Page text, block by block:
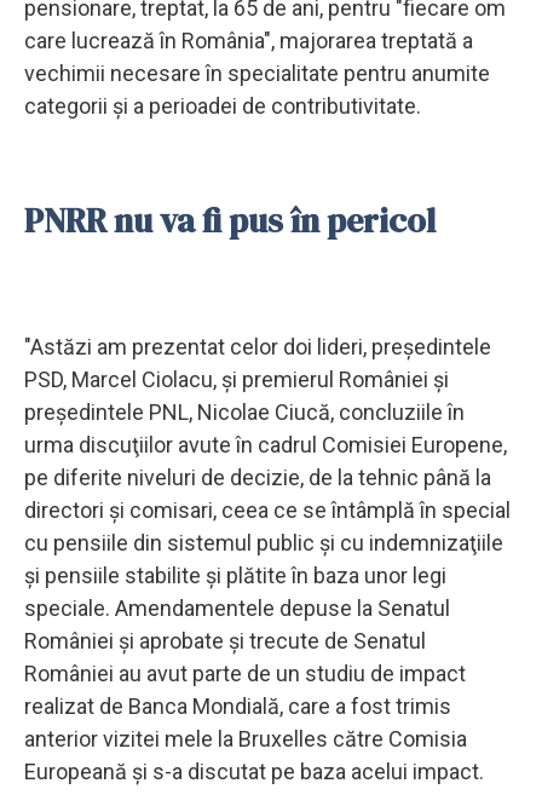
pensionare, treptat, la 65 de ani, pentru "fiecare om
care lucrează în România", majorarea treptată a
vechimii necesare în specialitate pentru anumite
categorii şi a perioadei de contributivitate.
PNRR nu va fi pus în pericol
"Astăzi am prezentat celor doi lideri, preşedintele
PSD, Marcel Ciolacu, şi premierul României şi
preşedintele PNL, Nicolae Ciucă, concluziile în
urma discuţiilor avute în cadrul Comisiei Europene,
pe diferite niveluri de decizie, de la tehnic până la
directori şi comisari, ceea ce se întâmplă în special
cu pensiile din sistemul public şi cu indemnizaţiile
şi pensiile stabilite şi plătite în baza unor legi
speciale. Amendamentele depuse la Senatul
României şi aprobate şi trecute de Senatul
României au avut parte de un studiu de impact
realizat de Banca Mondială, care a fost trimis
anterior vizitei mele la Bruxelles către Comisia
Europeană şi s-a discutat pe baza acelui impact.